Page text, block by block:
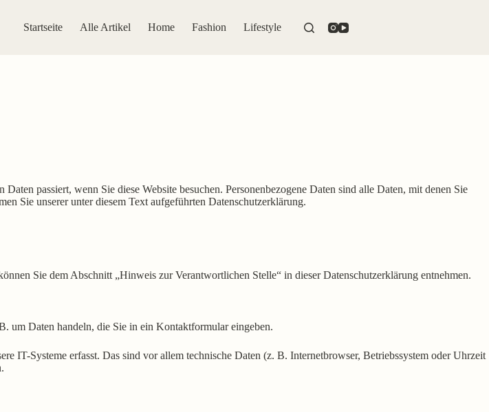
Startseite Alle Artikel Home Fashion Lifestyle
passiert, wenn Sie diese Website besuchen. Personenbezogene Daten sind alle Daten, mit denen Sie
Sie unserer unter diesem Text aufgeführten Datenschutzerklärung.
Sie dem Abschnitt „Hinweis zur Verantwortlichen Stelle“ in dieser Datenschutzerklärung entnehmen.
um Daten handeln, die Sie in ein Kontaktformular eingeben.
IT-Systeme erfasst. Das sind vor allem technische Daten (z. B. Internetbrowser, Betriebssystem oder Uhrzeit